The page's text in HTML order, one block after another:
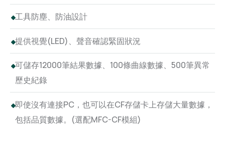
工具防塵、防油設計
提供視覺(LED)、聲音確認緊固狀況
可儲存12000筆結果數據、100條曲線數據、500筆異常
歷史紀錄
即使沒有連接PC，也可以在CF存儲卡上存儲大量數據，
包括品質數據。(選配MFC-CF模組)